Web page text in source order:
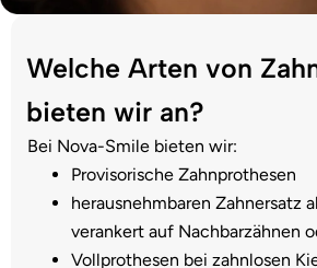
Welche Arten von
bieten wir an?
Bei Nova-Smile bieten wir:
Provisorische Zahnprothesen
herausnehmbaren Zahnersatz
verankert auf Nachbarzähnen
Vollprothesen bei zahnlosen